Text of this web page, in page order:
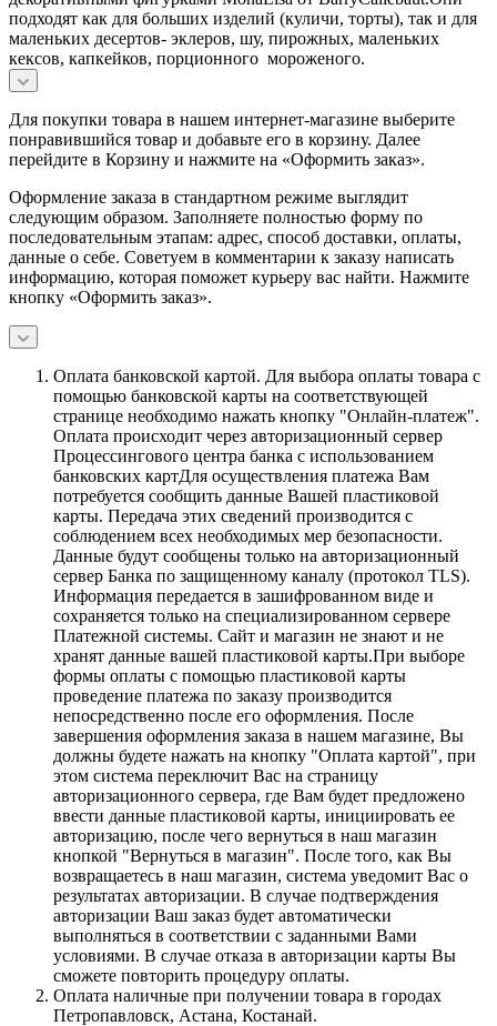
подходят как для больших изделий (куличи, торты), так и для
маленьких десертов- эклеров, шу, пирожных, маленьких
кексов, капкейков, порционного мороженого.
Для покупки товара в нашем интернет-магазине выберите
понравившийся товар и добавьте его в корзину. Далее
перейдите в Корзину и нажмите на «Оформить заказ».
Оформление заказа в стандартном режиме выглядит
следующим образом. Заполняете полностью форму по
последовательным этапам: адрес, способ доставки, оплаты,
данные о себе. Советуем в комментарии к заказу написать
информацию, которая поможет курьеру вас найти. Нажмите
кнопку «Оформить заказ».
Оплата банковской картой. Для выбора оплаты товара с
помощью банковской карты на соответствующей
странице необходимо нажать кнопку "Онлайн-платеж".
Оплата происходит через авторизационный сервер
Процессингового центра банка с использованием
банковских картДля осуществления платежа Вам
потребуется сообщить данные Вашей пластиковой
карты. Передача этих сведений производится с
соблюдением всех необходимых мер безопасности.
Данные будут сообщены только на авторизационный
сервер Банка по защищенному каналу (протокол TLS).
Информация передается в зашифрованном виде и
сохраняется только на специализированном сервере
Платежной системы. Сайт и магазин не знают и не
хранят данные вашей пластиковой карты.При выборе
формы оплаты с помощью пластиковой карты
проведение платежа по заказу производится
непосредственно после его оформления. После
завершения оформления заказа в нашем магазине, Вы
должны будете нажать на кнопку "Оплата картой", при
этом система переключит Вас на страницу
авторизационного сервера, где Вам будет предложено
ввести данные пластиковой карты, инициировать ее
авторизацию, после чего вернуться в наш магазин
кнопкой "Вернуться в магазин". После того, как Вы
возвращаетесь в наш магазин, система уведомит Вас о
результатах авторизации. В случае подтверждения
авторизации Ваш заказ будет автоматически
выполняться в соответствии с заданными Вами
условиями. В случае отказа в авторизации карты Вы
сможете повторить процедуру оплаты.
Оплата наличные при получении товара в городах
Петропавловск, Астана, Костанай.